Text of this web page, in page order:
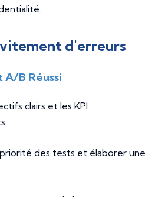
d'erreurs
A/B Réussi
clairs et les KPI
des tests et élaborer une